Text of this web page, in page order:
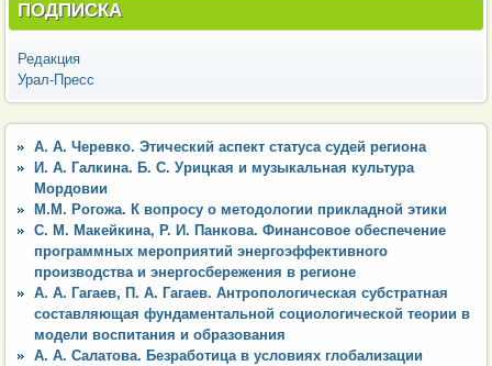
ПОДПИСКА
Редакция
Урал-Пресс
А. А. Черевко. Этический аспект статуса судей региона
И. А. Галкина. Б. С. Урицкая и музыкальная культура
Мордовии
М.М. Рогожа. К вопросу о методологии прикладной этики
C. М. Макейкина, Р. И. Панкова. Финансовое обеспечение
программных мероприятий энергоэффективного
производства и энергосбережения в регионе
А. А. Гагаев, П. А. Гагаев. Антропологическая субстратная
составляющая фундаментальной социологической теории в
модели воспитания и образования
А. А. Салатова. Безработица в условиях глобализации